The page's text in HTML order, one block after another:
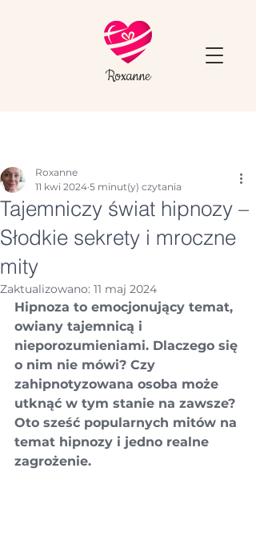
Roxanne
Tajemniczy świat hipnozy –
Słodkie sekrety i mroczne
mity
Roxanne
11 kwi 2024 5 minut(y) czytania
Zaktualizowano: 11 maj 2024
Hipnoza to emocjonujący temat,
owiany tajemnicą i
nieporozumieniami. Dlaczego się
o nim nie mówi? Czy
zahipnotyzowana osoba może
utknąć w tym stanie na zawsze?
Oto sześć popularnych mitów na
temat hipnozy i jedno realne
zagrożenie.